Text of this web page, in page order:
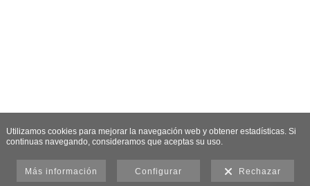
Utilizamos cookies para mejorar la navegación web y obtener estadísticas. Si
continuas navegando, consideramos que aceptas su uso.
Más información Configurar Rechazar